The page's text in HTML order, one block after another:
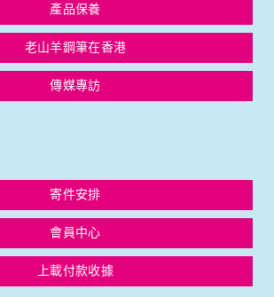
產品保養
老山羊鋼筆在香港
傳媒專訪
寄件安排
會員中心
上載付款收據